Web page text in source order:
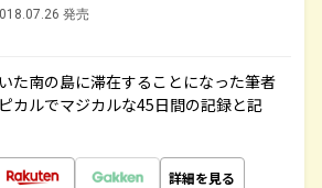
発売
た南の島に滞在することになった筆者
カルでマジカルな45日間の記録と記
詳細を見る